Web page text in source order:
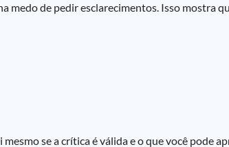
medo de pedir esclarecimentos. Isso mostra
se a crítica é válida e o que você pode